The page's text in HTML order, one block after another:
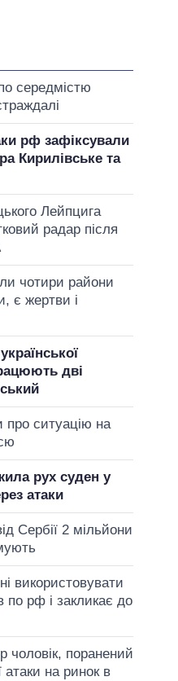
середмістю
рф зафіксували
Кирилівське та
Лейпцига
радар після
чотири райони
є жертви і
дві
ситуацію на
рух суден у
атаки
Сербії 2 мільйони
використовувати
по рф і закликає до
поранений
атаки на ринок в